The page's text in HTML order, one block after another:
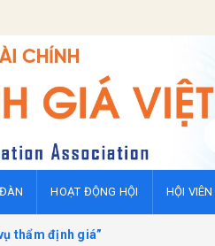
HOẠT ĐỘNG HỘI HỘI VIÊN
thẩm định giá”